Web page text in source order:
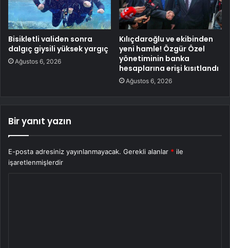
Bisikletli validen sonra
dalgıç giysili yüksek yargıç
Ağustos 6, 2026
Kılıçdaroğlu ve ekibinden
yeni hamle! Özgür Özel
yönetiminin banka
hesaplarına erişi kısıtlandı
Ağustos 6, 2026
Bir yanıt yazın
E-posta adresiniz yayınlanmayacak. Gerekli alanlar * ile
işaretlenmişlerdir